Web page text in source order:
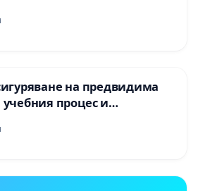
НА ПРИРОДНА
„ХЪЛМ НА
(БУНАРДЖИК)
на предвидима
процес и
на равнопоставено
на учениците от
I“ и Хуманитарна